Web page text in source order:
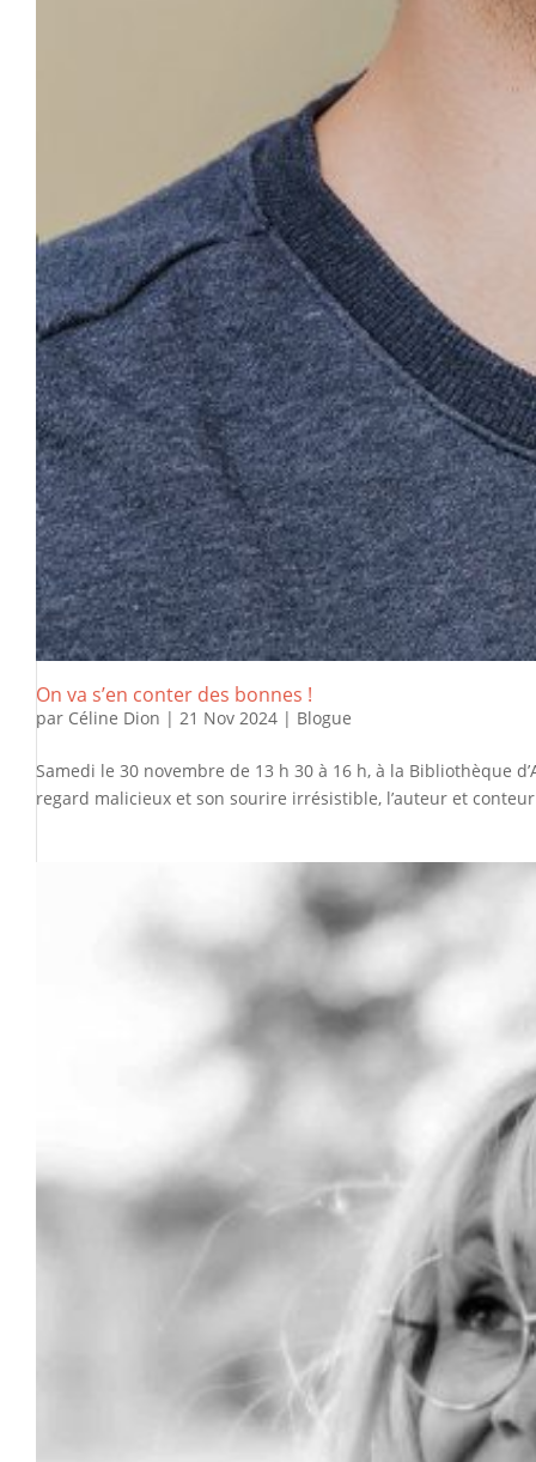
On va s’en conter des bonnes !
par Céline Dion | 21 Nov 2024 | Blogue
Samedi le 30 novembre de 13 h 30 à 16 h, à la Bibliothèque
regard malicieux et son sourire irrésistible, l’auteur et